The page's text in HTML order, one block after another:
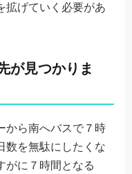
拡げていく必要があ
が見つかりま
から南へバスで７時
数を無駄にしたくな
がに７時間となる